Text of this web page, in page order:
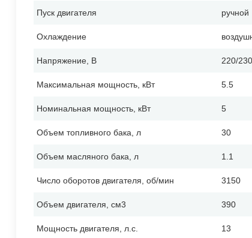
Пуск двигателя ручной
Охлаждение
Напряжение, В 220/230
Максимальная мощность, кВт 5.5
Номинальная мощность, кВт 5
Объем топливного бака, л 30
Объем масляного бака, л 1.1
Число оборотов двигателя, об/мин 3150
Объем двигателя, см3 390
Мощность двигателя, л.с. 13